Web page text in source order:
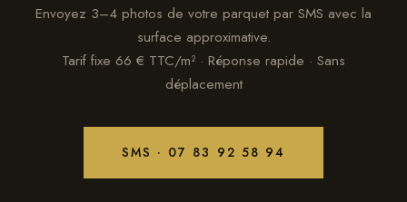
Envoyez 3–4 photos de votre parquet par SMS avec la
surface approximative.
Tarif fixe 66 € TTC/m² · Réponse rapide · Sans
déplacement
SMS · 07 83 92 58 94